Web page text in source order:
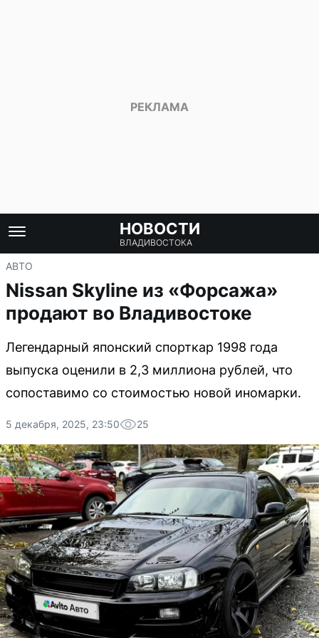
НОВОСТИ
ВЛАДИВОСТОКА
АВТО
Nissan Skyline из «Форсажа»
продают во Владивостоке
Легендарный японский спорткар 1998 года
выпуска оценили в 2,3 миллиона рублей, что
сопоставимо со стоимостью новой иномарки.
5 декабря, 2025, 23:50 25